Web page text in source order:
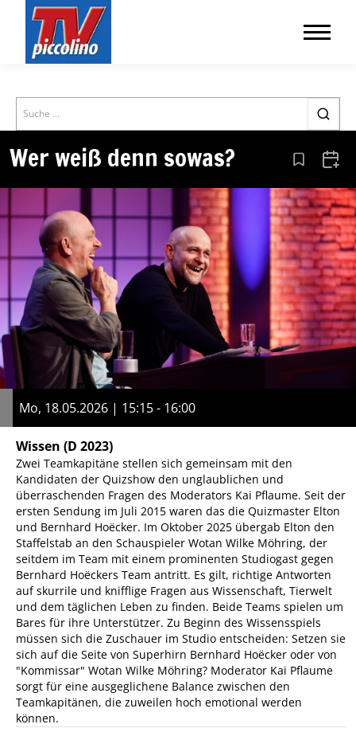
Search
Wer weiß denn sowas? Aus den
Mo, 18.05.2026 | 15:15 - 16:00
Wissen (D 2023)
Zwei Teamkapitäne stellen sich gemeinsam mit den
Kandidaten der Quizshow den unglaublichen und
überraschenden Fragen des Moderators Kai Pflaume. Seit der
ersten Sendung im Juli 2015 waren das die Quizmaster Elton
und Bernhard Hoëcker. Im Oktober 2025 übergab Elton den
Staffelstab an den Schauspieler Wotan Wilke Möhring, der
seitdem im Team mit einem prominenten Studiogast gegen
Bernhard Hoëckers Team antritt. Es gilt, richtige Antworten
auf skurrile und knifflige Fragen aus Wissenschaft, Tierwelt
und dem täglichen Leben zu finden. Beide Teams spielen um
Bares für ihre Unterstützer. Zu Beginn des Wissensspiels
müssen sich die Zuschauer im Studio entscheiden: Setzen sie
sich auf die Seite von Superhirn Bernhard Hoëcker oder von
"Kommissar" Wotan Wilke Möhring? Moderator Kai Pflaume
sorgt für eine ausgeglichene Balance zwischen den
Teamkapitänen, die zuweilen hoch emotional werden
können.